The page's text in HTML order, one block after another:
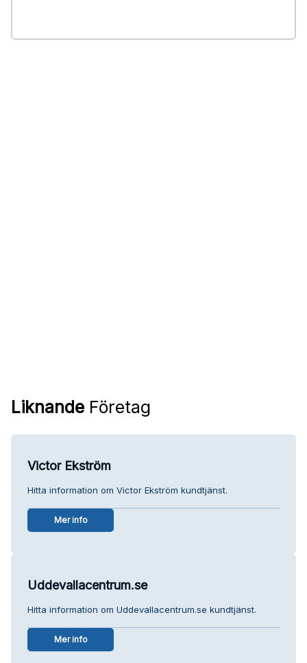
Liknande Företag
Victor Ekström
Hitta information om Victor Ekström kundtjänst.
Mer info
Uddevallacentrum.se
Hitta information om Uddevallacentrum.se kundtjänst.
Mer info